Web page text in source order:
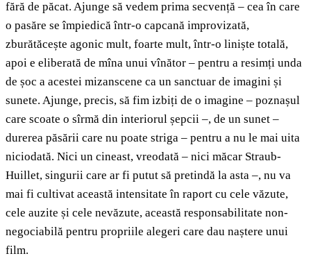
fără de păcat. Ajunge să vedem prima secvență – cea în care
o pasăre se împiedică într-o capcană improvizată,
zburătăcește agonic mult, foarte mult, într-o liniște totală,
apoi e eliberată de mîna unui vînător – pentru a resimți unda
de șoc a acestei mizanscene ca un sanctuar de imagini și
sunete. Ajunge, precis, să fim izbiți de o imagine – poznașul
care scoate o sîrmă din interiorul șepcii –, de un sunet –
durerea păsării care nu poate striga – pentru a nu le mai uita
niciodată. Nici un cineast, vreodată – nici măcar Straub-
Huillet, singurii care ar fi putut să pretindă la asta –, nu va
mai fi cultivat această intensitate în raport cu cele văzute,
cele auzite și cele nevăzute, această responsabilitate non-
negociabilă pentru propriile alegeri care dau naștere unui
film.